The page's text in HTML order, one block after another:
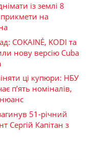
із землі 8
на
COKAINÉ, KODI та
нову версію Cuba
ці купюри: НБУ
п’ять номіналів,
51-річний
Сергій Капітан з